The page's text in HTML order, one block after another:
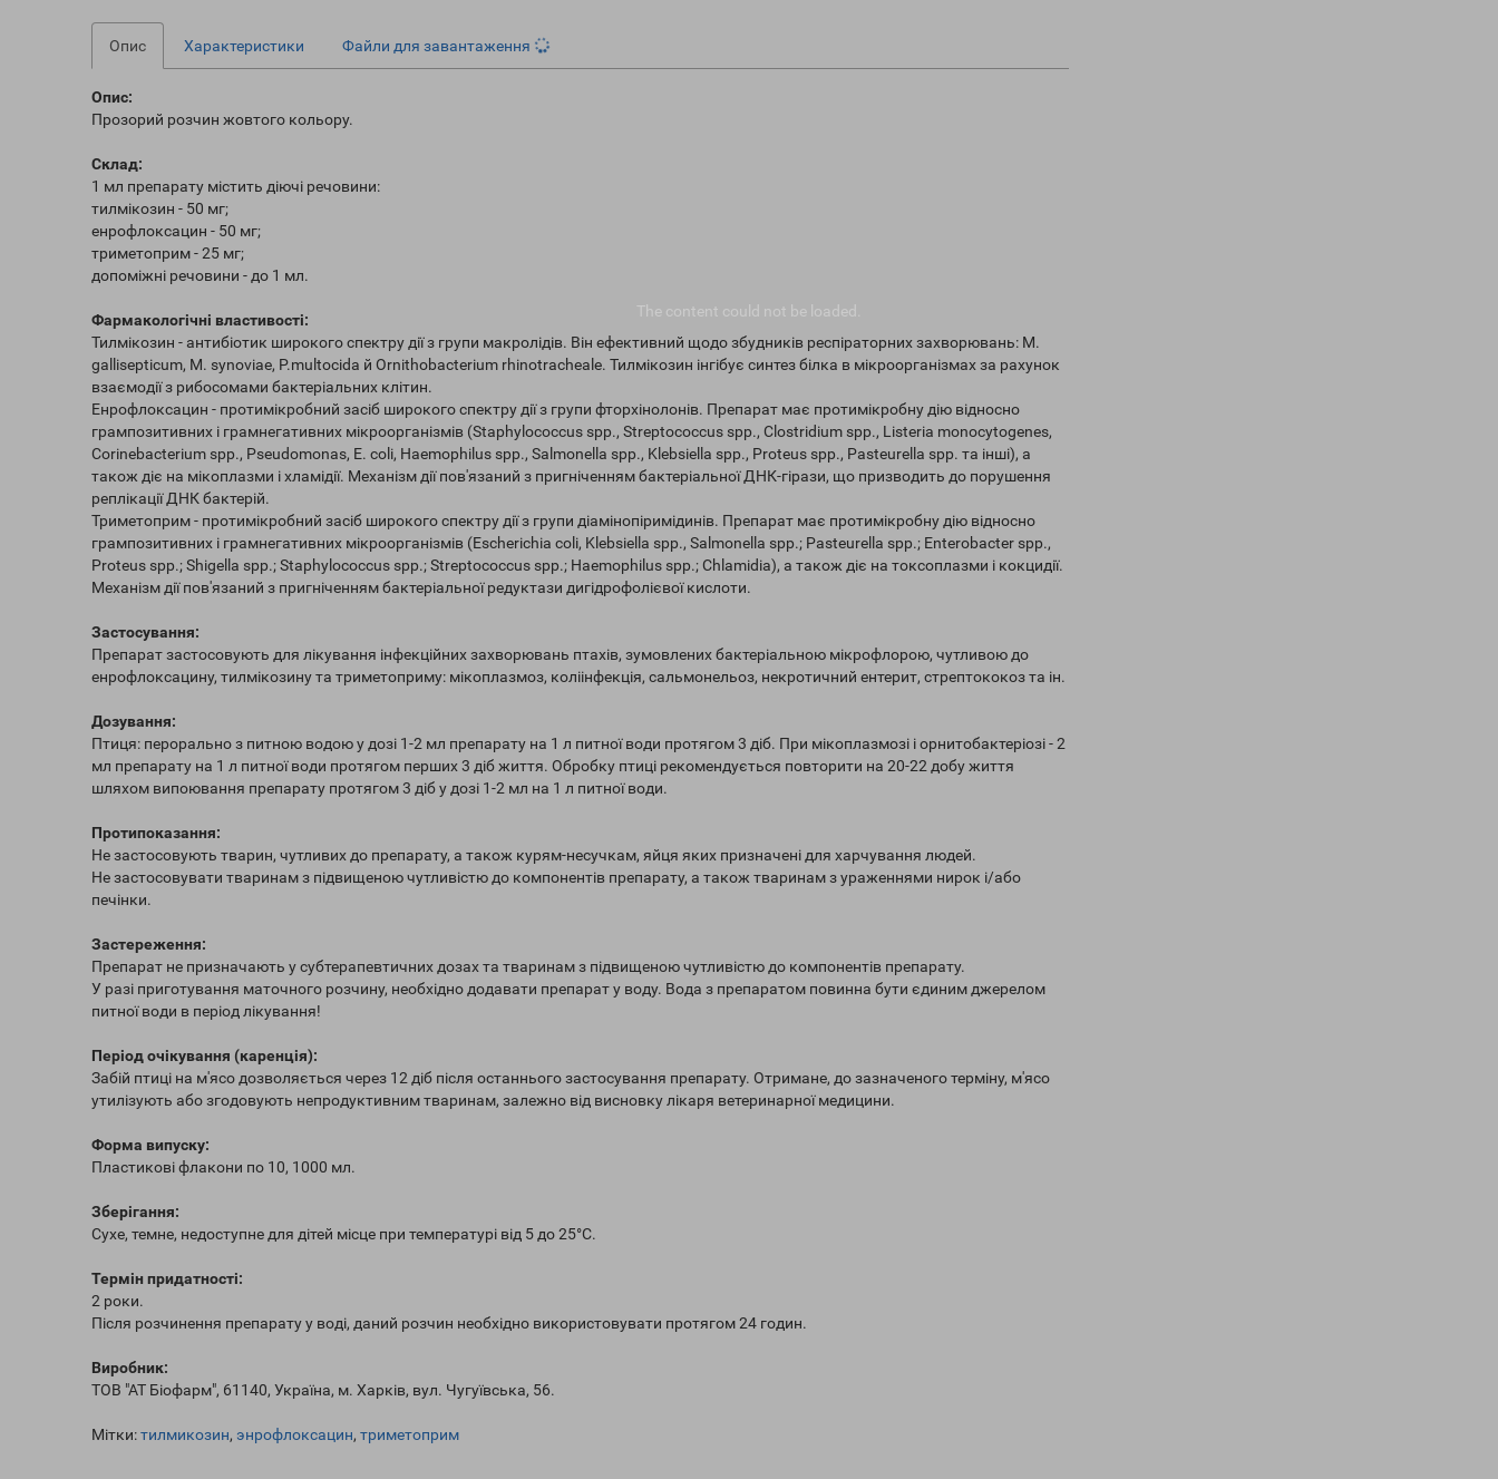
The content could not be loaded.
Опис Характеристики Файли для завантаження
Опис:
Прозорий розчин жовтого кольору.
Склад:
1 мл препарату містить діючі речовини:
тилмікозин - 50 мг;
енрофлоксацин - 50 мг;
триметоприм - 25 мг;
допоміжні речовини - до 1 мл.
Фармакологічні властивості:
Тилмікозин - антибіотик широкого спектру дії з групи макролідів. Він ефективний щодо збудників респіраторних захворювань: M.
gallisepticum, M. synoviae, P.multocida й Ornithobacterium rhinotracheale. Тилмікозин інгібує синтез білка в мікроорганізмах за рахунок
взаємодії з рибосомами бактеріальних клітин.
Енрофлоксацин - протимікробний засіб широкого спектру дії з групи фторхінолонів. Препарат має протимікробну дію відносно
грампозитивних і грамнегативних мікроорганізмів (Staphylococcus spp., Streptococcus spp., Clostridium spp., Listeria monocytogenes,
Corinebacterium spp., Pseudomonas, E. coli, Haemophilus spp., Salmonella spp., Klebsiella spp., Proteus spp., Pasteurella spp. та інші), а
також діє на мікоплазми і хламідії. Механізм дії пов'язаний з пригніченням бактеріальної ДНК-гірази, що призводить до порушення
реплікації ДНК бактерій.
Триметоприм - протимікробний засіб широкого спектру дії з групи діамінопіримідинів. Препарат має протимікробну дію відносно
грампозитивних і грамнегативних мікроорганізмів (Escherichia coli, Klebsiella spp., Salmonella spp.; Pasteurella spp.; Enterobacter spp.,
Proteus spp.; Shigella spp.; Staphylococcus spp.; Streptococcus spp.; Haemophilus spp.; Chlamidia), а також діє на токсоплазми і кокцидії.
Механізм дії пов'язаний з пригніченням бактеріальної редуктази дигідрофолієвої кислоти.
Застосування:
Препарат застосовують для лікування інфекційних захворювань птахів, зумовлених бактеріальною мікрофлорою, чутливою до
енрофлоксацину, тилмікозину та триметоприму: мікоплазмоз, коліінфекція, сальмонельоз, некротичний ентерит, стрептококоз та ін.
Дозування:
Птиця: перорально з питною водою у дозі 1-2 мл препарату на 1 л питної води протягом 3 діб. При мікоплазмозі і орнитобактеріозі - 2
мл препарату на 1 л питної води протягом перших 3 діб життя. Обробку птиці рекомендується повторити на 20-22 добу життя
шляхом випоювання препарату протягом 3 діб у дозі 1-2 мл на 1 л питної води.
Протипоказання:
Не застосовують тварин, чутливих до препарату, а також курям-несучкам, яйця яких призначені для харчування людей.
Не застосовувати тваринам з підвищеною чутливістю до компонентів препарату, а також тваринам з ураженнями нирок і/або
печінки.
Застереження:
Препарат не призначають у субтерапевтичних дозах та тваринам з підвищеною чутливістю до компонентів препарату.
У разі приготування маточного розчину, необхідно додавати препарат у воду. Вода з препаратом повинна бути єдиним джерелом
питної води в період лікування!
Період очікування (каренція):
Забій птиці на м'ясо дозволяється через 12 діб після останнього застосування препарату. Отримане, до зазначеного терміну, м'ясо
утилізують або згодовують непродуктивним тваринам, залежно від висновку лікаря ветеринарної медицини.
Форма випуску:
Пластикові флакони по 10, 1000 мл.
Зберігання:
Сухе, темне, недоступне для дітей місце при температурі від 5 до 25°С.
Термін придатності:
2 роки.
Після розчинення препарату у воді, даний розчин необхідно використовувати протягом 24 годин.
Виробник:
ТОВ "АТ Біофарм", 61140, Україна, м. Харків, вул. Чугуївська, 56.
Мітки:тилмикозин, энрофлоксацин,триметоприм